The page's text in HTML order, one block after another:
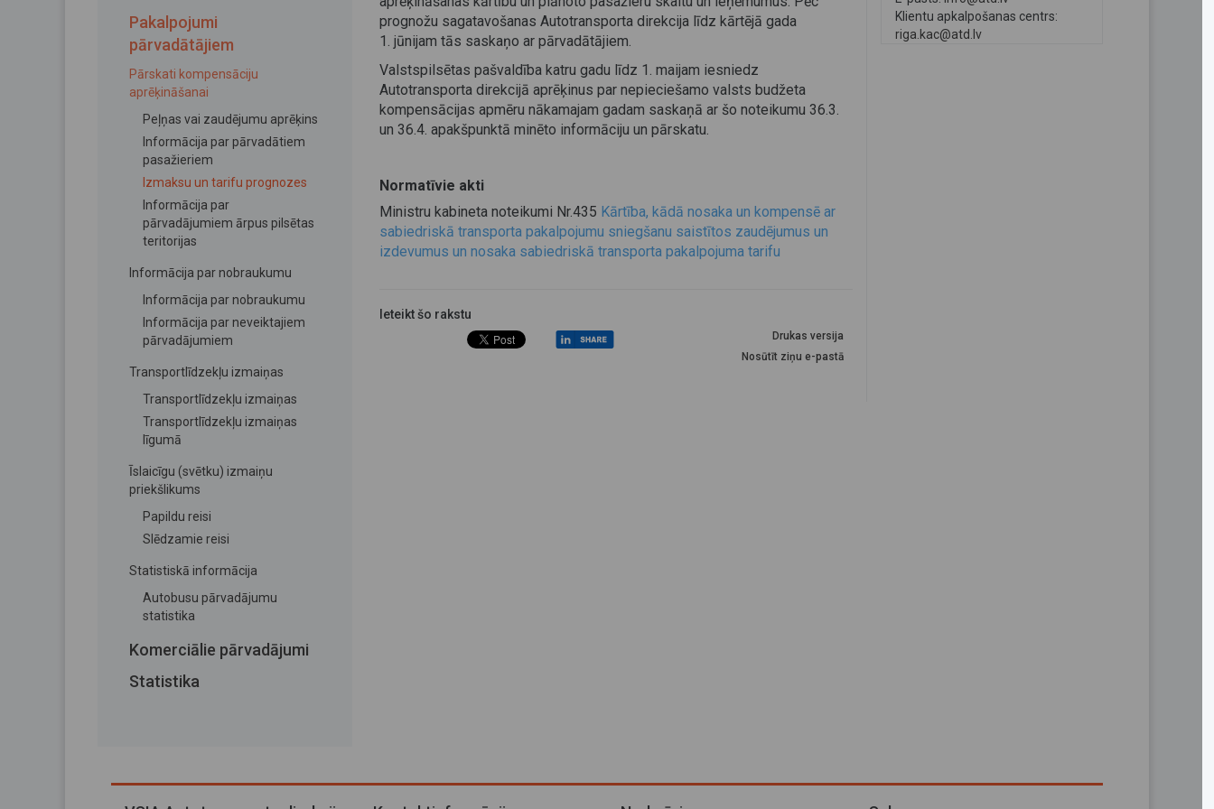
Pakalpojumi
pārvadātājiem
Pārskati kompensāciju
aprēķināšanai
Peļņas vai zaudējumu aprēķins
Informācija par pārvadātiem
pasažieriem
Izmaksu un tarifu prognozes
Informācija par
pārvadājumiem ārpus pilsētas
teritorijas
Informācija par nobraukumu
Informācija par nobraukumu
Informācija par neveiktajiem
pārvadājumiem
Transportlīdzekļu izmaiņas
Transportlīdzekļu izmaiņas
Transportlīdzekļu izmaiņas
līgumā
Īslaicīgu (svētku) izmaiņu
priekšlikums
Papildu reisi
Slēdzamie reisi
Statistiskā informācija
Autobusu pārvadājumu
statistika
Komerciālie pārvadājumi
Statistika
prognožu sagatavošanas Autotransporta direkcija līdz kārtējā gada
1. jūnijam tās saskaņo ar pārvadātājiem.
Valstspilsētas pašvaldība katru gadu līdz 1. maijam iesniedz
Autotransporta direkcijā aprēķinus par nepieciešamo valsts budžeta
kompensācijas apmēru nākamajam gadam saskaņā ar šo noteikumu 36.3.
un 36.4. apakšpunktā minēto informāciju un pārskatu.
Normatīvie akti
Ministru kabineta noteikumi Nr.435 Kārtība, kādā nosaka un kompensē ar
sabiedriskā transporta pakalpojumu sniegšanu saistītos zaudējumus un
izdevumus un nosaka sabiedriskā transporta pakalpojuma tarifu
Ieteikt šo rakstu
Drukas versija
Nosūtīt ziņu e-pastā
Klientu apkalpošanas centrs:
riga.kac@atd.lv